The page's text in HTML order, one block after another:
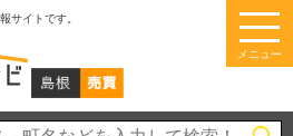
サイトです。
メニュー